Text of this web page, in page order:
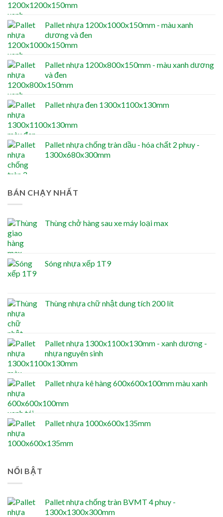
Pallet nhựa 1200x1000x150mm - màu xanh
dương và đen
Pallet nhựa 1200x800x150mm - màu xanh dương
và đen
Pallet nhựa đen 1300x1100x130mm
Pallet nhựa chống tràn dầu - hóa chất 2 phuy -
1300x680x300mm
BÁN CHẠY NHẤT
Thùng chở hàng sau xe máy loại max
Sóng nhựa xếp 1T9
Thùng nhựa chữ nhật dung tích 200 lít
Pallet nhựa 1300x1100x130mm - xanh dương -
nhựa nguyên sinh
Pallet nhựa kê hàng 600x600x100mm màu xanh
Pallet nhựa 1000x600x135mm
NỔI BẬT
Pallet nhựa chống tràn BVMT 4 phuy -
1300x1300x300mm